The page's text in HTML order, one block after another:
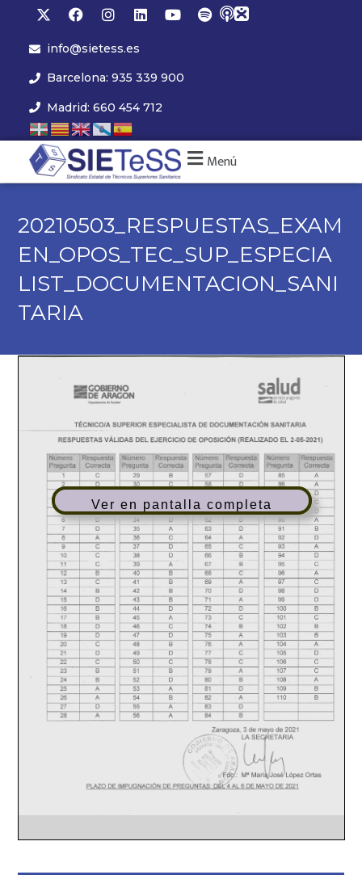
info@sietess.es
Barcelona: 935 339 900
Madrid: 660 454 712
Menú
20210503_RESPUESTAS_EXAM
EN_OPOS_TEC_SUP_ESPECIA
LIST_DOCUMENTACION_SANI
TARIA
Ver en pantalla completa